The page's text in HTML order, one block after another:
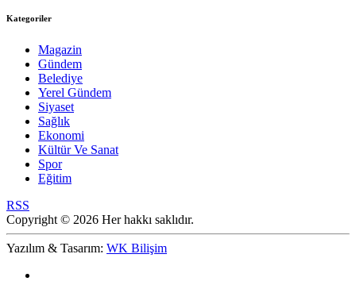
Kategoriler
Magazin
Gündem
Belediye
Yerel Gündem
Siyaset
Sağlık
Ekonomi
Kültür Ve Sanat
Spor
Eğitim
RSS
Copyright © 2026 Her hakkı saklıdır.
Yazılım & Tasarım: WK Bilişim